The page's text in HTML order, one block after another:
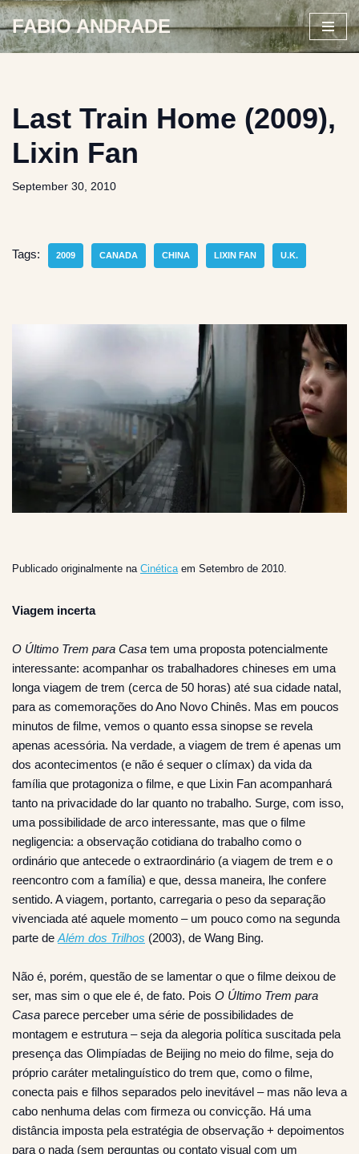
Skip
FABIO ANDRADE
Last Train Home (2009),
Lixin Fan
September 30, 2010
Tags: 2009 CANADA CHINA LIXIN FAN U.K.
Publicado originalmente na Cinéticaem Setembro de 2010.
Viagem incerta
O Último Trem para Casa tem uma proposta potencialmente
interessante: acompanhar os trabalhadores chineses em uma
longa viagem de trem (cerca de 50 horas) até sua cidade natal,
para as comemorações do Ano Novo Chinês. Mas em poucos
minutos de filme, vemos o quanto essa sinopse se revela
apenas acessória. Na verdade, a viagem de trem é apenas um
dos acontecimentos (e não é sequer o clímax) da vida da
família que protagoniza o filme, e que Lixin Fan acompanhará
tanto na privacidade do lar quanto no trabalho. Surge, com isso,
uma possibilidade de arco interessante, mas que o filme
negligencia: a observação cotidiana do trabalho como o
ordinário que antecede o extraordinário (a viagem de trem e o
reencontro com a família) e que, dessa maneira, lhe confere
sentido. A viagem, portanto, carregaria o peso da separação
vivenciada até aquele momento – um pouco como na segunda
parte de Além dos Trilhos (2003), de Wang Bing.
Não é, porém, questão de se lamentar o que o filme deixou de
ser, mas sim o que ele é, de fato. Pois O Último Trem para
Casa parece perceber uma série de possibilidades de
montagem e estrutura – seja da alegoria política suscitada pela
presença das Olimpíadas de Beijing no meio do filme, seja do
próprio caráter metalinguístico do trem que, como o filme,
conecta pais e filhos separados pelo inevitável – mas não leva a
cabo nenhuma delas com firmeza ou convicção. Há uma
distância imposta pela estratégia de observação + depoimentos
para o nada (sem perguntas ou contato visual com um